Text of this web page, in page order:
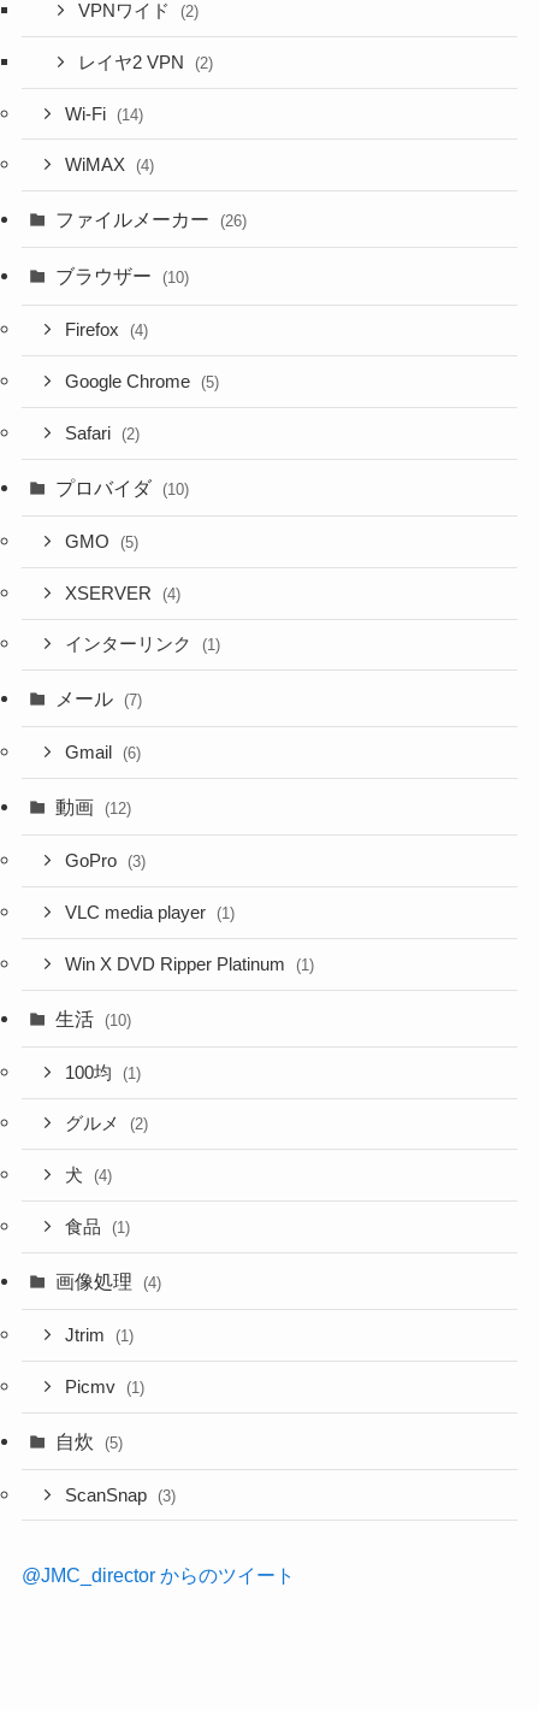
VPNワイド (2)
レイヤ2 VPN (2)
Wi-Fi (14)
WiMAX (4)
ファイルメーカー (26)
ブラウザー (10)
Firefox (4)
Google Chrome (5)
Safari (2)
プロバイダ (10)
GMO (5)
XSERVER (4)
インターリンク (1)
メール (7)
Gmail (6)
動画 (12)
GoPro (3)
VLC media player (1)
Win X DVD Ripper Platinum (1)
生活 (10)
100均 (1)
グルメ (2)
犬 (4)
食品 (1)
画像処理 (4)
Jtrim (1)
Picmv (1)
自炊 (5)
ScanSnap (3)
@JMC_director からのツイート